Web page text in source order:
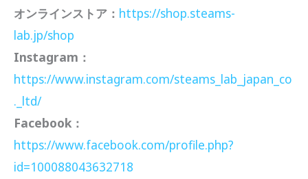
オンラインストア： https://shop.steams-
lab.jp/shop
Instagram：
https://www.instagram.com/steams_lab_japan_co
._ltd/
Facebook：
https://www.facebook.com/profile.php?
id=100088043632718